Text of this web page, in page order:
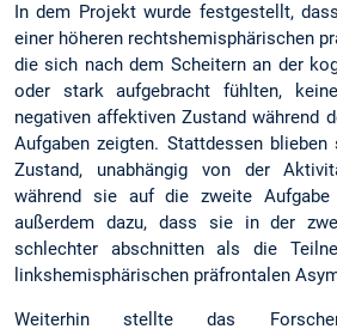
In dem Projekt wurde festgestellt,
einer höheren rechtshemisphärischen
die sich nach dem Scheitern an der
oder stark aufgebracht fühlten,
negativen affektiven Zustand während
Aufgaben zeigten. Stattdessen
Zustand, unabhängig von der
während sie auf die zweite
außerdem dazu, dass sie in der
schlechter abschnitten als die
linkshemisphärischen präfrontalen
Weiterhin stellte das